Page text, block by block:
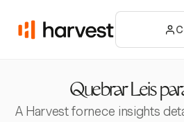
Quebrar Leis
A Harvest fornece insights